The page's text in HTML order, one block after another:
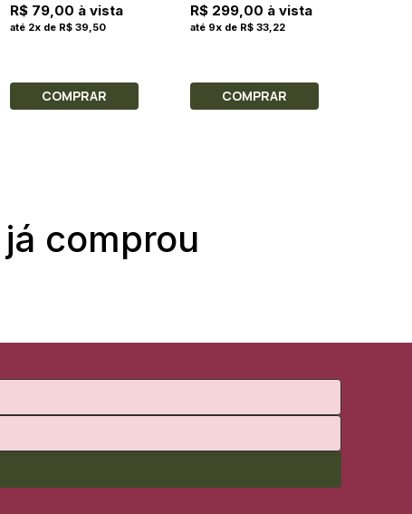
R$ 79,00 à vista
até 2x de R$ 39,50
COMPRAR
R$ 299,00 à vista
até 9x de R$ 33,22
COMPRAR
comprou